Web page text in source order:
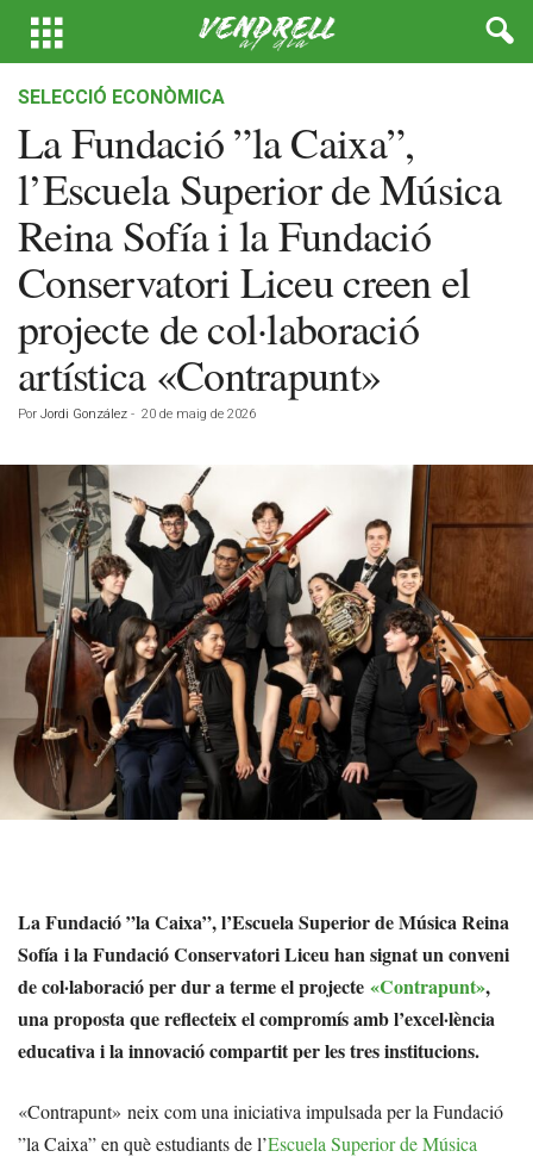
SELECCIÓ ECONÒMICA
La Fundació ”la Caixa”,
l’Escuela Superior de Música
Reina Sofía i la Fundació
Conservatori Liceu creen el
projecte de col·laboració
artística «Contrapunt»
Por Jordi González - 20 de maig de 2026
La Fundació ”la Caixa”, l’Escuela Superior de Música Reina
Sofía i la Fundació Conservatori Liceu han signat un conveni
de col·laboració per dur a terme el projecte «Contrapunt»,
una proposta que reflecteix el compromís amb l’excel·lència
educativa i la innovació compartit per les tres institucions.
«Contrapunt» neix com una iniciativa impulsada per la Fundació
”la Caixa” en què estudiants de l’Escuela Superior de Música